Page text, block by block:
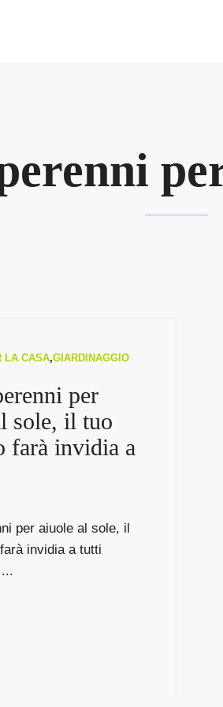
LA CASA,GIARDINAGGIO
per
sole, il tuo
farà invidia a
per aiuole al sole, il
invidia a tutti